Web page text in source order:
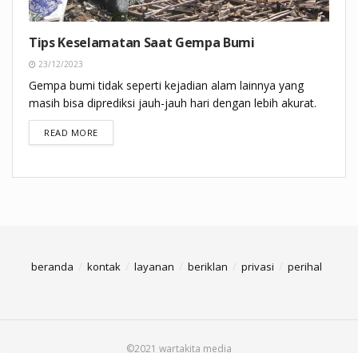
Tips Keselamatan Saat Gempa Bumi
23/12/2023
Gempa bumi tidak seperti kejadian alam lainnya yang
masih bisa diprediksi jauh-jauh hari dengan lebih akurat.
READ MOREDETAILS
beranda kontak layanan beriklan privasi perihal
©2021 wartakita media